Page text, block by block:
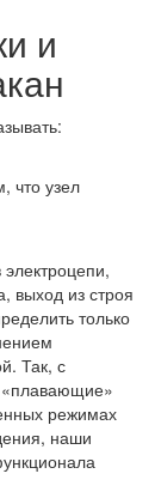
и
что узел
выход из строя
только
Так, с
режимах
наши